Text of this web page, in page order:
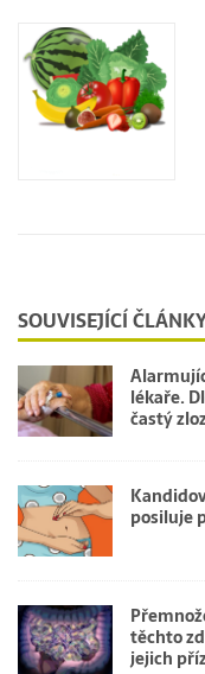
SOUVISEJÍCÍ
lékaře.
častý
posiluje
těchto
jejich